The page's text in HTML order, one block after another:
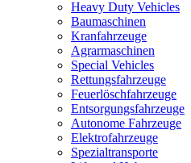
Heavy Duty Vehicles
Baumaschinen
Kranfahrzeuge
Agrarmaschinen
Special Vehicles
Rettungsfahrzeuge
Feuerlöschfahrzeuge
Entsorgungsfahrzeuge
Autonome Fahrzeuge
Elektrofahrzeuge
Spezialtransporte